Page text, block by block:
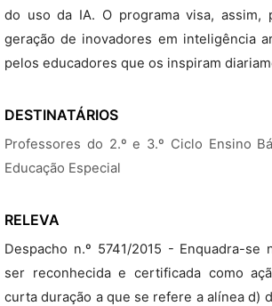
do uso da IA. O programa visa, assim,
geração de inovadores em inteligência
pelos educadores que os inspiram
DESTINATÁRIOS
Professores do 2.º e 3.º Ciclo Ensino
Educação Especial
RELEVA
Despacho n.º 5741/2015 - Enquadra-se
ser reconhecida e certificada como
curta duração a que se refere a alínea d)